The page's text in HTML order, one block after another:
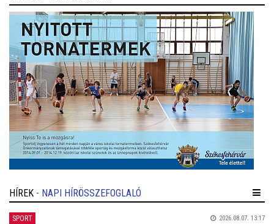
HÍREK - NAPI HÍRÖSSZEFOGLALÓ
SPORT 2026.08.07. 13:17